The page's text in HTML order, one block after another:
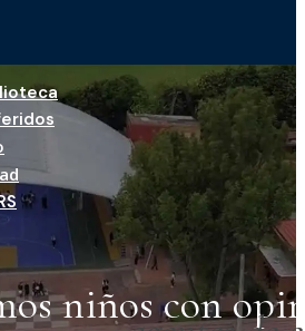
niños con